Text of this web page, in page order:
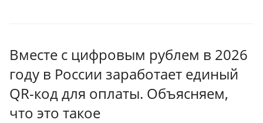
Вместе с цифровым рублем в 2026
году в России заработает единый
QR-код для оплаты. Объясняем,
что это такое